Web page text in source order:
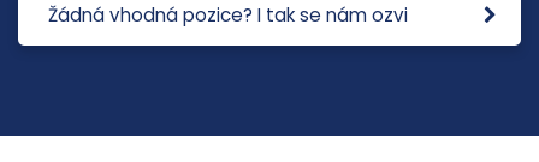
Žádná vhodná pozice? I tak se nám ozvi